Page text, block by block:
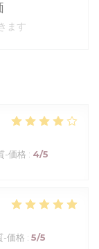
-価格 : 4/5
-価格 : 5/5
ます